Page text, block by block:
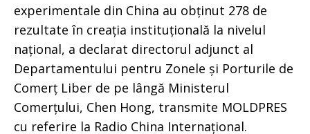
experimentale din China au obținut 278 de
rezultate în creația instituțională la nivelul
național, a declarat directorul adjunct al
Departamentului pentru Zonele și Porturile de
Comerț Liber de pe lângă Ministerul
Comerțului, Chen Hong, transmite MOLDPRES
cu referire la Radio China Internațional.